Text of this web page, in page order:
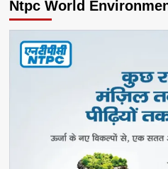
Ntpc World